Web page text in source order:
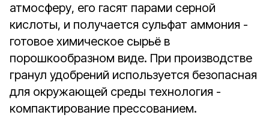
атмосферу, его гасят парами серной
кислоты, и получается сульфат аммония -
готовое химическое сырьё в
порошкообразном виде. При производстве
гранул удобрений используется безопасная
для окружающей среды технология -
компактирование прессованием.